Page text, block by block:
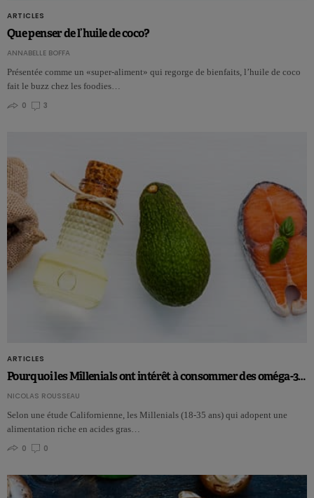
ARTICLES
Que penser de l’huile de coco?
ANNABELLE BOFFA
Présentée comme un «super-aliment» qui regorge de bienfaits, l’huile de coco
fait le buzz chez les foodies…
0
3
ARTICLES
Pourquoi les Millenials ont intérêt à consommer des oméga-3…
NICOLAS ROUSSEAU
Selon une étude Californienne, les Millenials (18-35 ans) qui adopent une
alimentation riche en acides gras…
0
0